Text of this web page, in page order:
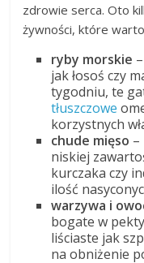
zdrowie serca. Oto
żywności, które
ryby morskie
jak łosoś czy
tygodniu, te
tłuszczowe
korzystnych
chude mięso –
niskiej
kurczaka czy
ilość
warzywa i
bogate w
liściaste jak
na obniżenie